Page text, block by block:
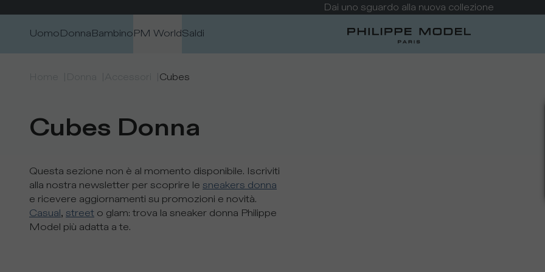
UomoDonnaBambinoPM WorldSaldi
Cubes
Cubes Donna
Questa sezione non è al momento disponibile. Iscriviti
alla nostra newsletter per scoprire le sneakers donna
e ricevere aggiornamenti su promozioni e novità.
Casual, street o glam: trova la sneaker donna Philippe
Model più adatta a te.